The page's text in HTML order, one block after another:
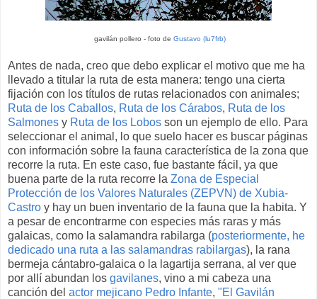
gavilán pollero - foto de Gustavo (lu7frb)
Antes de nada, creo que debo explicar el motivo que me ha
llevado a titular la ruta de esta manera: tengo una cierta
fijación con los títulos de rutas relacionados con animales;
Ruta de los Caballos, Ruta de los Cárabos, Ruta de los
Salmones y Ruta de los Lobos son un ejemplo de ello. Para
seleccionar el animal, lo que suelo hacer es buscar páginas
con información sobre la fauna característica de la zona que
recorre la ruta. En este caso, fue bastante fácil, ya que
buena parte de la ruta recorre la Zona de Especial
Protección de los Valores Naturales (ZEPVN) de Xubia-
Castro y hay un buen inventario de la fauna que la habita. Y
a pesar de encontrarme con especies más raras y más
galaicas, como la salamandra rabilarga (posteriormente, he
dedicado una ruta a las salamandras rabilargas), la rana
bermeja cántabro-galaica o la lagartija serrana, al ver que
por allí abundan los gavilanes, vino a mi cabeza una
canción del actor mejicano Pedro Infante, "El Gavilán